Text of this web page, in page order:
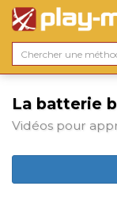
La batterie
Vidéos pour